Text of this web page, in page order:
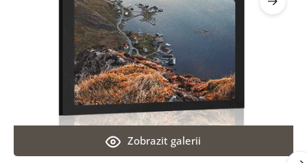
Zobrazit galerii